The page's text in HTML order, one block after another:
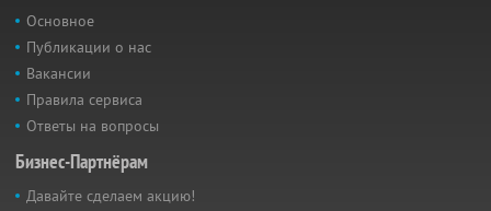
Основное
Публикации о нас
Вакансии
Правила сервиса
Ответы на вопросы
Бизнес-Партнёрам
Давайте сделаем акцию!